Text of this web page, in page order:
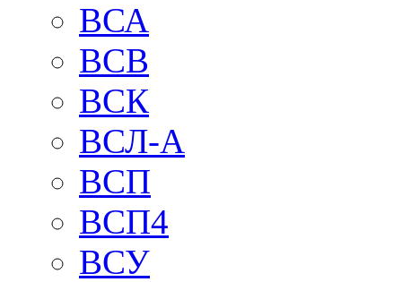
ВСА
ВСВ
ВСК
ВСЛ-А
ВСП
ВСП4
ВСУ